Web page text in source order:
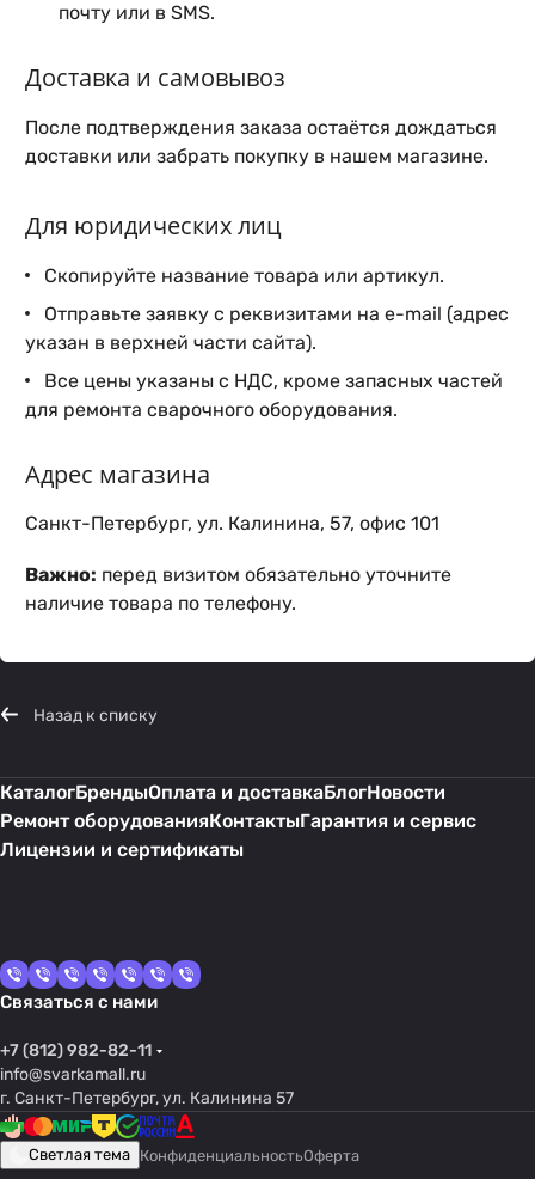
почту или в SMS.
Доставка и самовывоз
После подтверждения заказа остаётся дождаться
доставки или забрать покупку в нашем магазине.
Для юридических лиц
Скопируйте название товара или артикул.
Отправьте заявку с реквизитами на e-mail (адрес
указан в верхней части сайта).
Все цены указаны с НДС, кроме запасных частей
для ремонта сварочного оборудования.
Адрес магазина
Санкт-Петербург, ул. Калинина, 57, офис 101
Важно: перед визитом обязательно уточните
наличие товара по телефону.
Назад к списку
КаталогБрендыОплата и доставкаБлогНовости
Ремонт оборудованияКонтактыГарантия и сервис
Лицензии и сертификаты
Связаться с нами
+7 (812) 982-82-11
info@svarkamall.ru
г. Санкт-Петербург, ул. Калинина 57
Светлая тема КонфиденциальностьОферта